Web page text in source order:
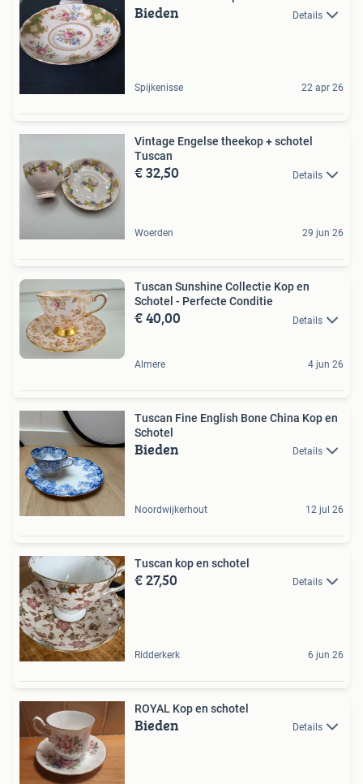
Bieden Details
Spijkenisse 22 apr 26
Vintage Engelse theekop + schotel
Tuscan
€ 32,50 Details
Woerden 29 jun 26
Tuscan Sunshine Collectie Kop en
Schotel - Perfecte Conditie
€ 40,00 Details
Almere 4 jun 26
Tuscan Fine English Bone China Kop en
Schotel
Bieden Details
Noordwijkerhout 12 jul 26
Tuscan kop en schotel
€ 27,50 Details
Ridderkerk 6 jun 26
ROYAL Kop en schotel
Bieden Details